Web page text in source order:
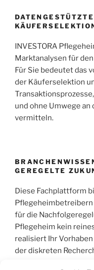
INVESTORA
Marktanalysen für
Für Sie bedeutet das
der Käuferselektion
und ohne Umwege
vermitteln.
GEREGELTE
Diese Fachplattform
für die
Pflegeheim kein
realisiert Ihr
der diskreten